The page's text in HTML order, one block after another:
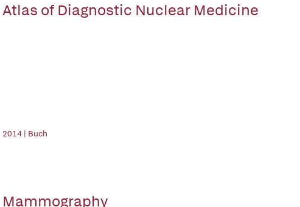
Atlas of Diagnostic Nuclear Medicine
2014 | Buch
Mammography